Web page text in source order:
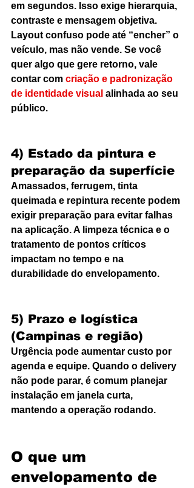
em segundos. Isso exige hierarquia,
contraste e mensagem objetiva.
Layout confuso pode até “encher” o
veículo, mas não vende. Se você
quer algo que gere retorno, vale
contar com criação e padronização
de identidade visual alinhada ao seu
público.
4) Estado da pintura e
preparação da superfície
Amassados, ferrugem, tinta
queimada e repintura recente podem
exigir preparação para evitar falhas
na aplicação. A limpeza técnica e o
tratamento de pontos críticos
impactam no tempo e na
durabilidade do envelopamento.
5) Prazo e logística
(Campinas e região)
Urgência pode aumentar custo por
agenda e equipe. Quando o delivery
não pode parar, é comum planejar
instalação em janela curta,
mantendo a operação rodando.
O que um
envelopamento de